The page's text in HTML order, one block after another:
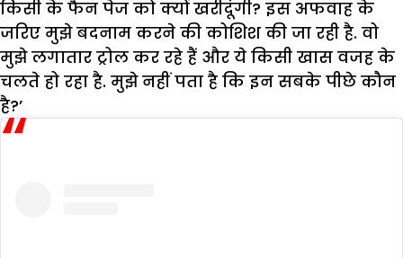
किसी के फैन पेज को क्यों खरीदूंगी? इस अफवाह के
जरिए मुझे बदनाम करने की कोशिश की जा रही है. वो
मुझे लगातार ट्रोल कर रहे हैं और ये किसी खास वजह के
चलते हो रहा है. मुझे नहीं पता है कि इन सबके पीछे कौन
है?’